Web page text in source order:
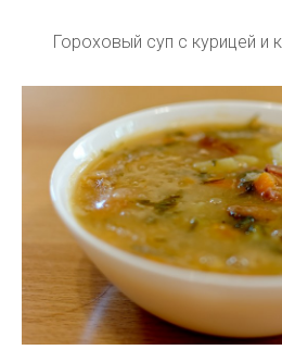
Гороховый суп с курицей и